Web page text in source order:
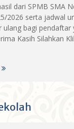
dari SPMB SMA
2026 serta jadwal
bagi pendaftar
Kasih Silahkan